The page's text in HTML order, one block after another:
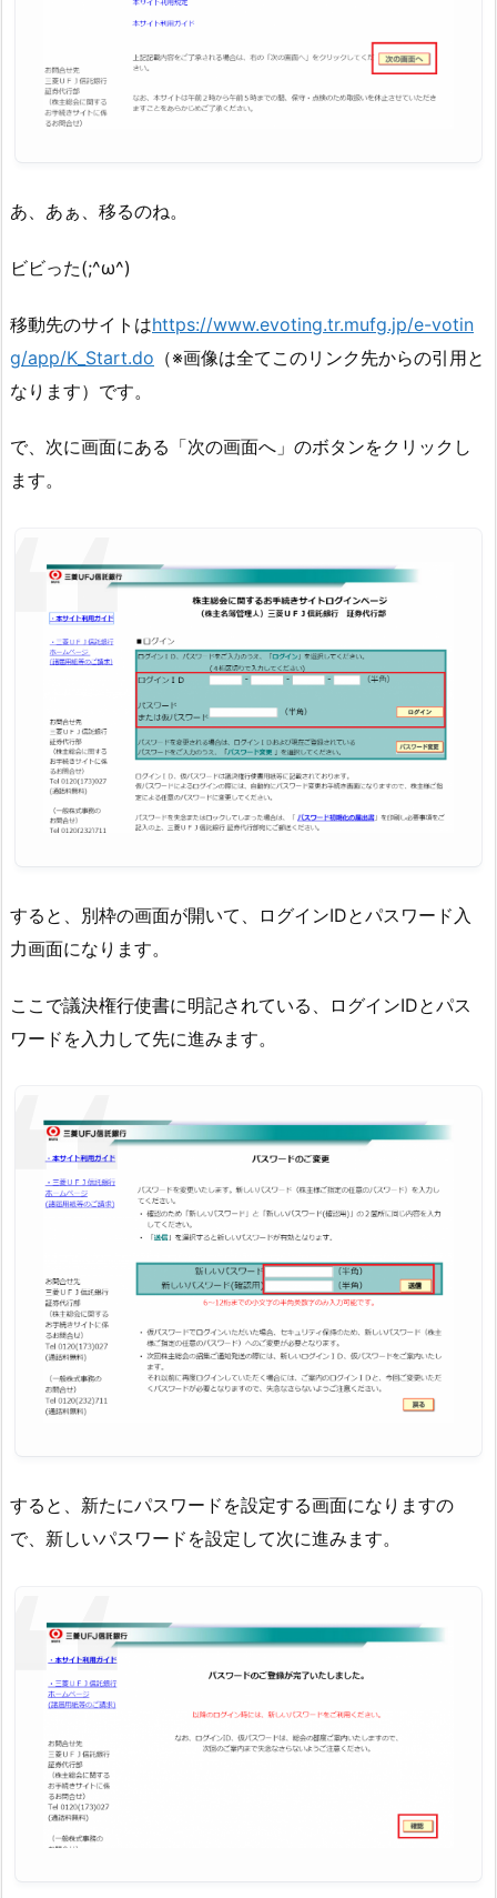
あ、あぁ、移るのね。
ビビった(;^ω^)
移動先のサイトはhttps://www.evoting.tr.mufg.jp/e-votin
g/app/K_Start.do （※画像は全てこのリンク先からの引用と
なります）です。
で、次に画面にある「次の画面へ」のボタンをクリックし
ます。
すると、別枠の画面が開いて、ログインIDとパスワード入
力画面になります。
ここで議決権行使書に明記されている、ログインIDとパス
ワードを入力して先に進みます。
すると、新たにパスワードを設定する画面になりますの
で、新しいパスワードを設定して次に進みます。